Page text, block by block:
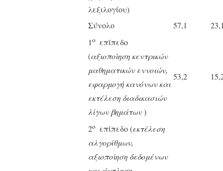
λεξιλογίου)
Σύνολο 57,1
1ο επίπεδο
(αξιοποίηση κεντρικών
μαθηματικών εννοιών,
εφαρμογή κανόνων και
εκτέλεση διαδικασιών
λίγων βημάτων)
53,2
2ο επίπεδο (εκτέλεση
αλγορίθμων,
αξιοποίηση δεδομένων